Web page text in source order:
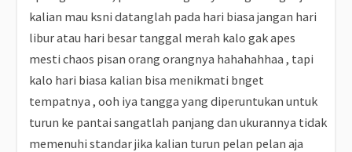
kalian mau ksni datanglah pada hari biasa jangan hari
libur atau hari besar tanggal merah kalo gak apes
mesti chaos pisan orang orangnya hahahahhaa , tapi
kalo hari biasa kalian bisa menikmati bnget
tempatnya , ooh iya tangga yang diperuntukan untuk
turun ke pantai sangatlah panjang dan ukurannya tidak
memenuhi standar jika kalian turun pelan pelan aja